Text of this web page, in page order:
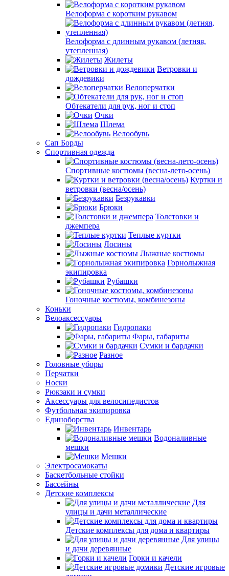
Велоформа с коротким рукавом
Велоформа с длинным рукавом (летняя,
утепленная)
Жилеты
Ветровки и
дождевики
Велоперчатки
Обтекатели для рук, ног и стоп
Очки
Шлема
Велообувь
Сап Борды
Спортивная одежда
Спортивные костюмы (весна-лето-осень)
Куртки и
ветровки (весна/осень)
Безрукавки
Брюки
Толстовки и
джемпера
Теплые куртки
Лосины
Лыжные костюмы
Горнолыжная
экипировка
Рубашки
Гоночные костюмы, комбинезоны
Коньки
Велоаксессуары
Гидропаки
Фары, габариты
Сумки и бардачки
Разное
Головные уборы
Перчатки
Носки
Рюкзаки и сумки
Аксессуары для велосипедистов
Футбольная экипировка
Единоборства
Инвентарь
Водоналивные
мешки
Мешки
Электросамокаты
Баскетбольные стойки
Бассейны
Детские комплексы
Для
улицы и дачи металлические
Детские комплексы для дома и квартиры
Для улицы
и дачи деревянные
Горки и качели
Детские игровые